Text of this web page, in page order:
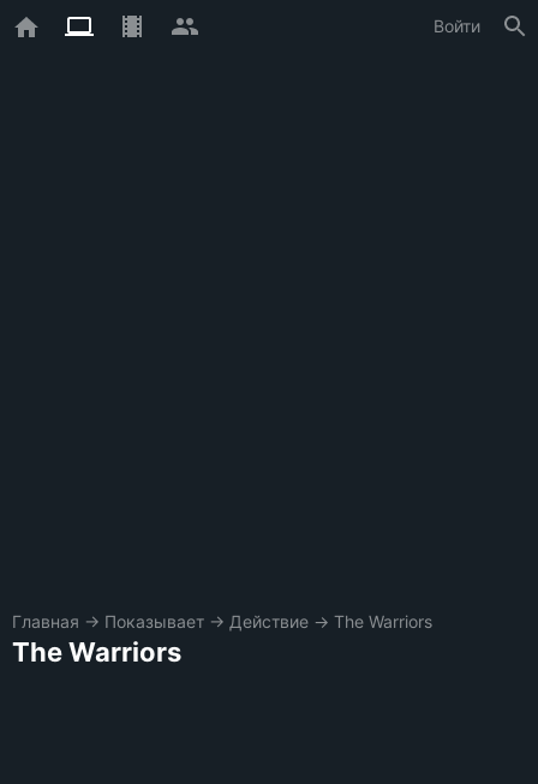
Войти
Главная → Показывает → Действие → The Warriors
The Warriors